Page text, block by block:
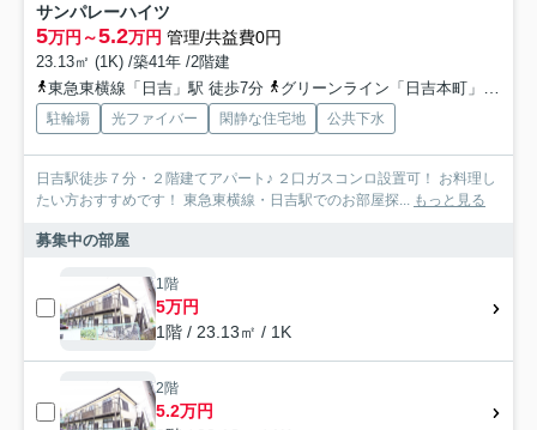
サンパレーハイツ
5万円～5.2万円 管理/共益費0円
23.13㎡ (1K) /築41年 /2階建
東急東横線「日吉」駅 徒歩7分
グリーンライン「日吉本町」駅 徒歩20分
駐輪場 光ファイバー 閑静な住宅地 公共下水
日吉駅徒歩７分・２階建てアパート♪ ２口ガスコンロ設置可！ お料理し
たい方おすすめです！ 東急東横線・日吉駅でのお部屋探...
もっと見る
募集中の部屋
1階
5万円
1階 / 23.13㎡ / 1K
2階
5.2万円